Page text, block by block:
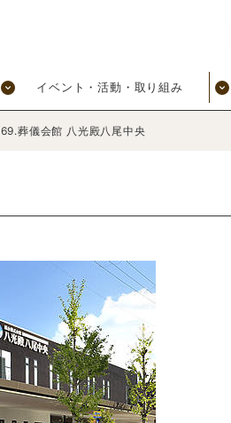
イベント・活動・取り組み
69.葬儀会館 八光殿八尾中央